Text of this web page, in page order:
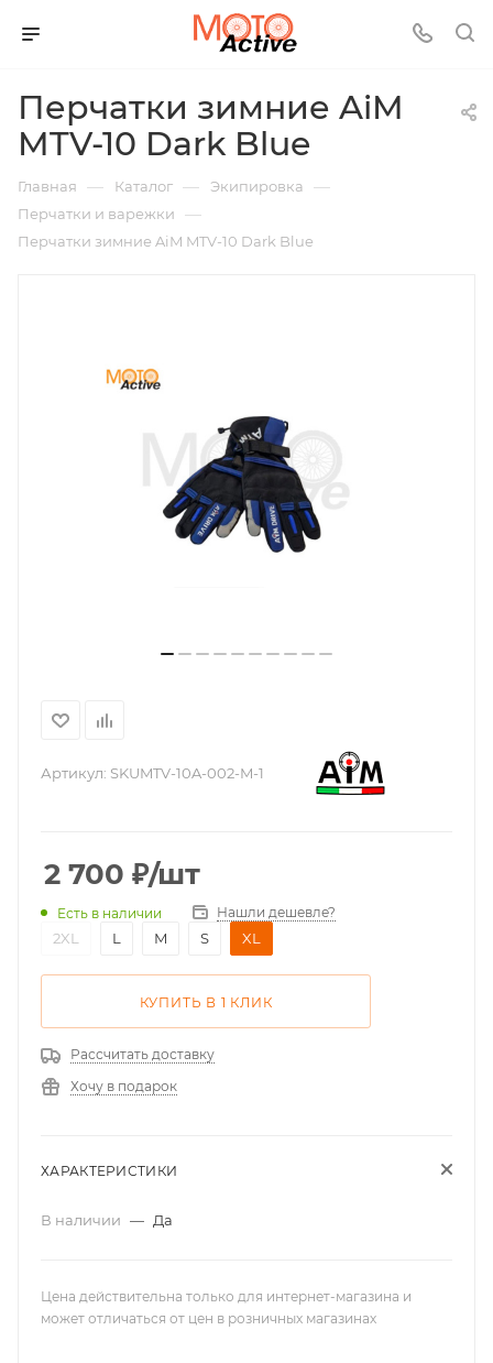
Перчатки зимние AiM
MTV-10 Dark Blue
Главная — Каталог — Экипировка —
Перчатки и варежки —
Перчатки зимние AiM MTV-10 Dark Blue
Артикул: SKUMTV-10A-002-M-1
2 700 ₽/шт
Есть в наличии Нашли дешевле?
2XL L M S XL
КУПИТЬ В 1 КЛИК
Рассчитать доставку
Хочу в подарок
ХАРАКТЕРИСТИКИ
В наличии — Да
Цена действительна только для интернет-магазина и
может отличаться от цен в розничных магазинах